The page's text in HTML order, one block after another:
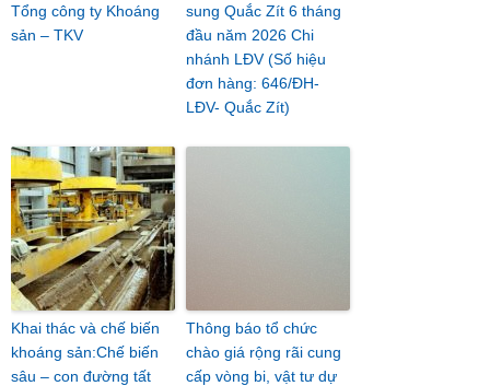
Tổng công ty Khoáng
sản – TKV
sung Quắc Zít 6 tháng
đầu năm 2026 Chi
nhánh LĐV (Số hiệu
đơn hàng: 646/ĐH-
LĐV- Quắc Zít)
Khai thác và chế biến
khoáng sản:Chế biến
sâu – con đường tất
Thông báo tổ chức
chào giá rộng rãi cung
cấp vòng bi, vật tư dự